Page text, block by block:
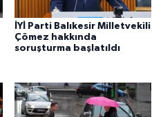
İYİ Parti Balıkesir Milletvekili
Çömez hakkında
soruşturma başlatıldı